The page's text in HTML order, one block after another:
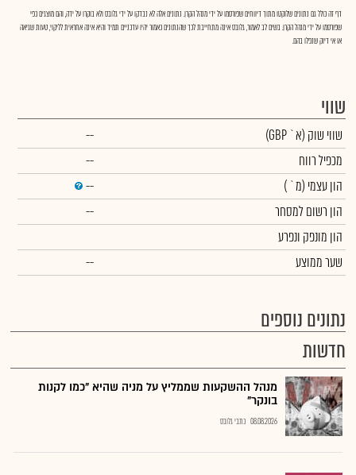
דף זה כולל גם נתונים שלוקטו מתוך דיווחים שפורסמו על ידי מנהל הקרן. נתונים אלה לא נבדקו על ידי גלובס ולא בוקרו על ידה, והם מוצגים כפי
שפורסמו על ידי מנהל הקרן. בשים לב לאמור, גלובס אינה מתחייבת לכך שהנתונים כאמור יהיו עדכניים תמיד והיא אינה אחראית לליקוי, טעות שגיאה
או אי דיוק שנפלו בהם.
שווי
שווי שוק (א` GBP)
--
מכפיל רווח
--
הון עצמי (מ` )
--
הון רשום למסחר
--
הון מונפק ונפרע
שער ממוצע
--
נתונים נוספים
חדשות
מנהל ההשקעות שממליץ על מניה שהיא "כמו לקנות
בונקר"
08.08.2026 כתבי גלובס